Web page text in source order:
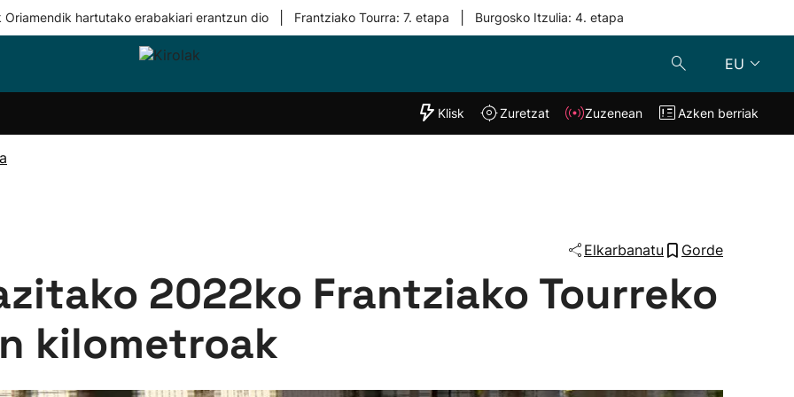
Oriamendik hartutako erabakiari erantzun dio Frantziako Tourra: 7. etapa Burgosko Itzulia: 4. etapa
EU
Taldeak
"Helmuga"
Klisk Zuzenean
Klisk Zuretzat Zuzenean Azken berriak
Elkarbanatu Gorde
2022ko Frantziako Tourreko
kilometroak